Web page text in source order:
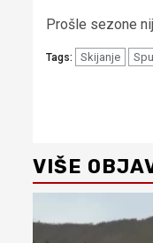
Prošle sezone
Tags: Skijanje
VIŠE